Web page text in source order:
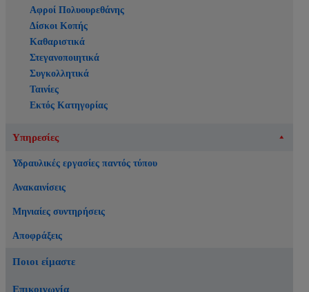
Αφροί Πολυουρεθάνης
Δίσκοι Κοπής
Καθαριστικά
Στεγανοποιητικά
Συγκολλητικά
Ταινίες
Εκτός Κατηγορίας
Υπηρεσίες
Υδραυλικές εργασίες παντός τύπου
Ανακαινίσεις
Μηνιαίες συντηρήσεις
Αποφράξεις
Ποιοι είμαστε
Επικοινωνία